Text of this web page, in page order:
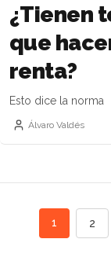
¿Tienen
que
renta?
Esto dice la norma
Álvaro Valdés
1 2